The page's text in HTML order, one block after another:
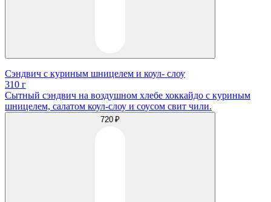
Сэндвич с куриным шницелем и коул- слоу
310 г
Сытный сэндвич на воздушном хлебе хоккайдо с куриным
шницелем, салатом коул-слоу и соусом свит чили.
720 ₽